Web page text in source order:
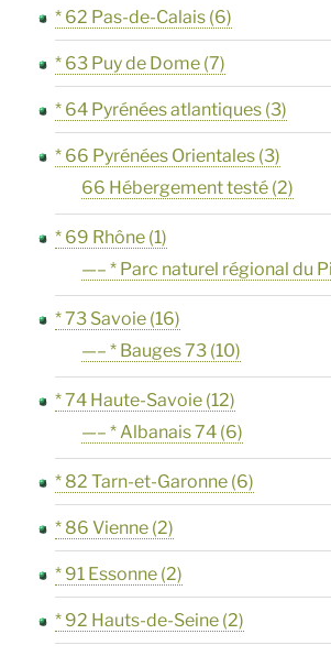
* 62 Pas-de-Calais (6)
* 63 Puy de Dome (7)
* 64 Pyrénées atlantiques (3)
* 66 Pyrénées Orientales (3)
66 Hébergement testé (2)
* 69 Rhône (1)
—– * Parc naturel régional du
* 73 Savoie (16)
—– * Bauges 73 (10)
* 74 Haute-Savoie (12)
—– * Albanais 74 (6)
* 82 Tarn-et-Garonne (6)
* 86 Vienne (2)
* 91 Essonne (2)
* 92 Hauts-de-Seine (2)